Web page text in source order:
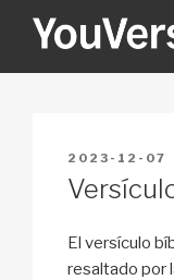
POSTED
ON
2023-12-07
El versículo
resaltado por